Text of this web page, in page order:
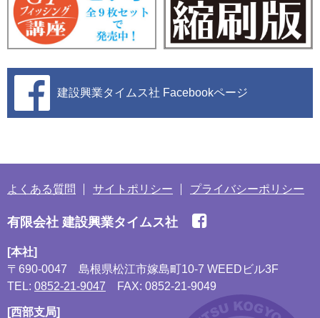
建設興業タイムス社 Facebookページ
よくある質問 サイトポリシー プライバシーポリシー
有限会社 建設興業タイムス社
[本社]
〒690-0047
島根県松江市嫁島町10-7 WEEDビル3F
TEL: 0852-21-9047 FAX: 0852-21-9049
[西部支局]